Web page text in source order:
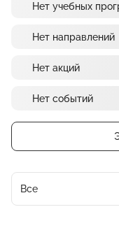
Нет учебных
Нет направлений
Нет акций
Нет событий
Все